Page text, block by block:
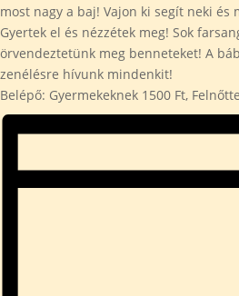
most nagy a baj! Vajon ki segít neki és
Gyertek el és nézzétek meg! Sok
örvendeztetünk meg benneteket! A
zenélésre hívunk mindenkit!
Belépő: Gyermekeknek 1500 Ft,